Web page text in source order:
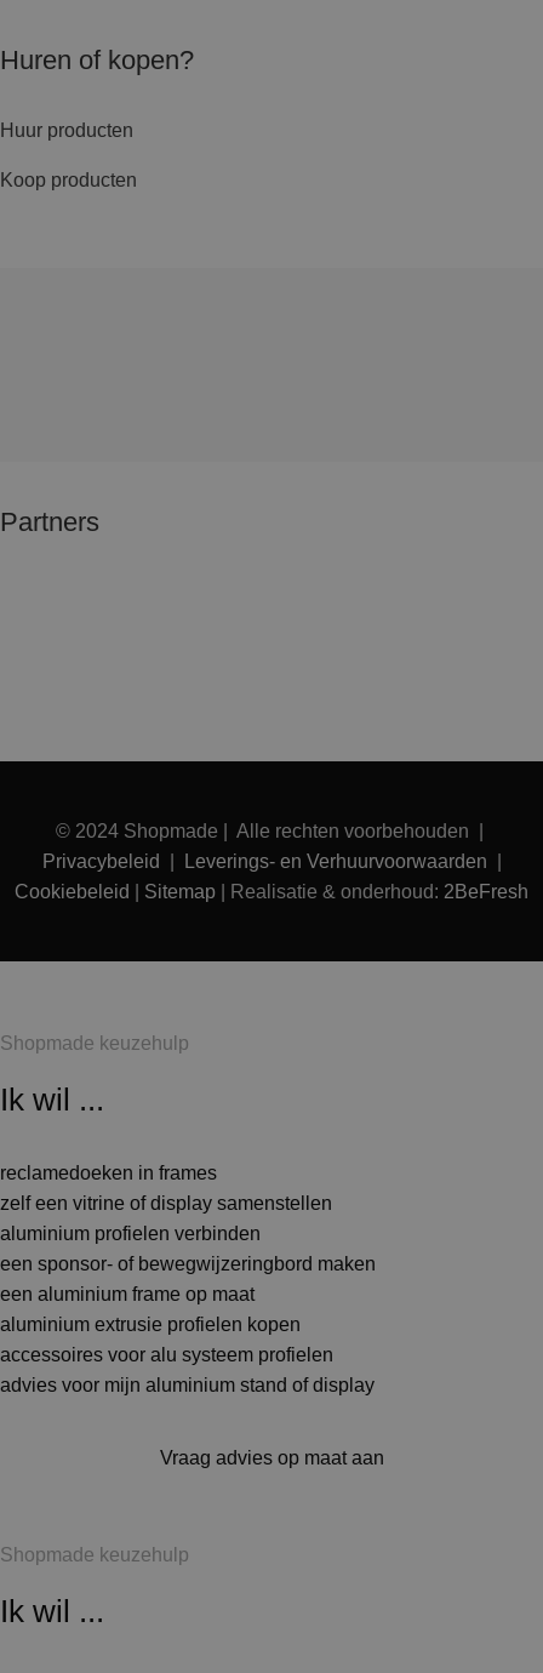
Huren of kopen?
Huur producten
Koop producten
Partners
© 2024 Shopmade | Alle rechten voorbehouden |
Privacybeleid
Leverings- en Verhuurvoorwaarden
Cookiebeleid
Sitemap | Realisatie & onderhoud: 2BeFresh
Shopmade keuzehulp
Ik wil ...
reclamedoeken in frames
zelf een vitrine of display samenstellen
aluminium profielen verbinden
een sponsor- of bewegwijzeringbord maken
een aluminium frame op maat
aluminium extrusie profielen kopen
accessoires voor alu systeem profielen
advies voor mijn aluminium stand of display
Vraag advies op maat aan
Shopmade keuzehulp
Ik wil ...